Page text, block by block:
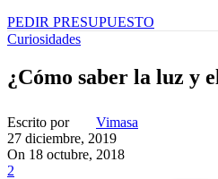
PEDIR PRESUPUESTO
Curiosidades
¿Cómo saber la luz y
Escrito por
Vimasa
27 diciembre, 2019
On 18 octubre, 2018
2